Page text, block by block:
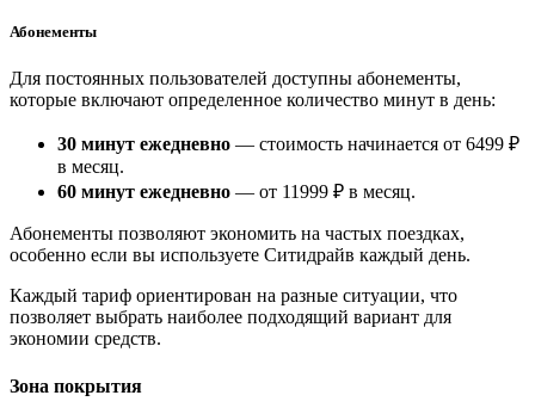
Абонементы
Для постоянных пользователей доступны абонементы,
которые включают определенное количество минут в день:
30 минут ежедневно — стоимость начинается от 6499 ₽
в месяц.
60 минут ежедневно — от 11999 ₽ в месяц.
Абонементы позволяют экономить на частых поездках,
особенно если вы используете Ситидрайв каждый день.
Каждый тариф ориентирован на разные ситуации, что
позволяет выбрать наиболее подходящий вариант для
экономии средств.
Зона покрытия